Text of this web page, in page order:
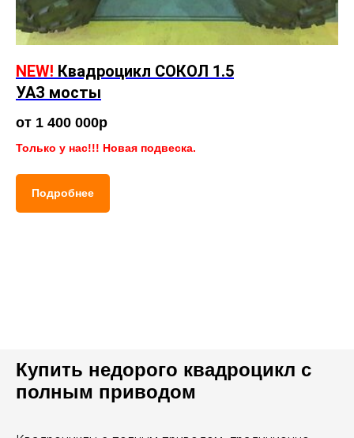
NEW! Квадроцикл СОКОЛ 1.5
УАЗ мосты
от 1 400 000р
Только у нас!!! Новая подвеска.
Подробнее
Купить недорого квадроцикл с
полным приводом